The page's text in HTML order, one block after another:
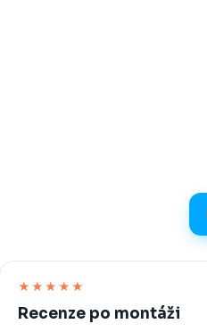
★★★★★
Recenze po montáži